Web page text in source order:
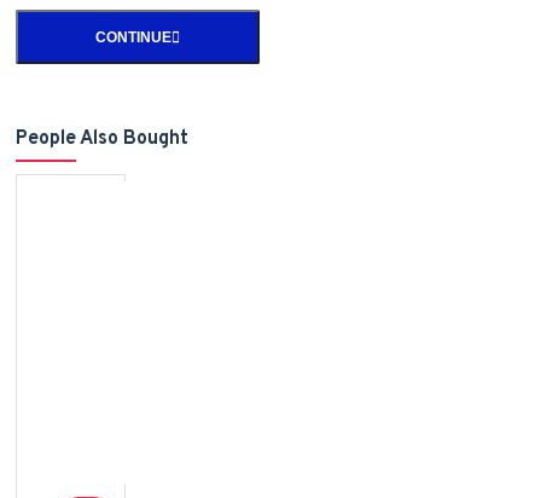
CONTINUE
People Also Bought